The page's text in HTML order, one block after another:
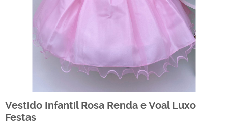
Vestido Infantil Rosa Renda e Voal Luxo
Festas